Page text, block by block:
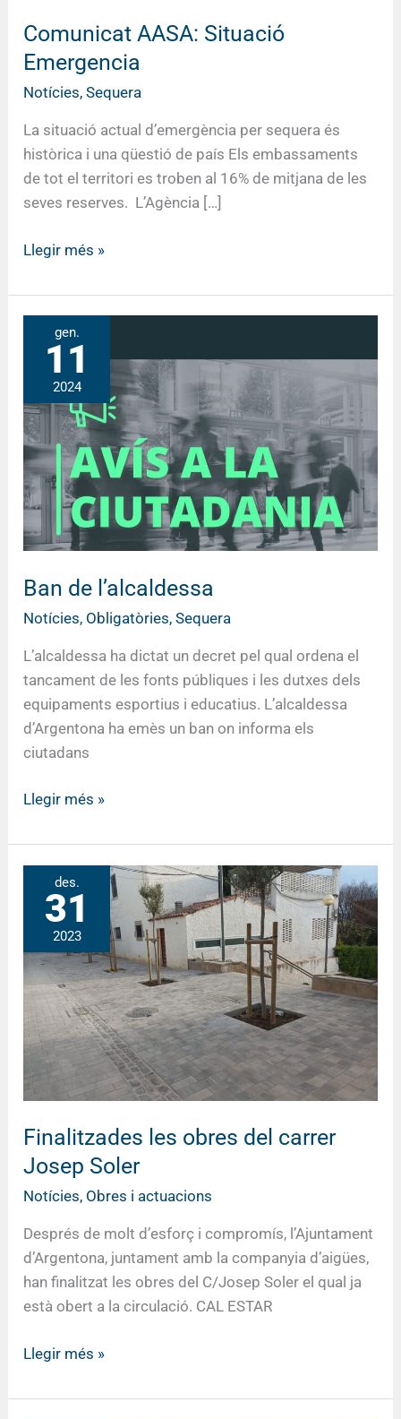
Comunicat AASA: Situació
Emergencia
Notícies,Sequera
La situació actual d’emergència per sequera és
històrica i una qüestió de país Els embassaments
de tot el territori es troben al 16% de mitjana de les
seves reserves. L’Agència […]
Llegir més »
gen.
11
2024
Ban de l’alcaldessa
Notícies, Obligatòries,Sequera
L’alcaldessa ha dictat un decret pel qual ordena el
tancament de les fonts públiques i les dutxes dels
equipaments esportius i educatius. L’alcaldessa
d’Argentona ha emès un ban on informa els
ciutadans
l’alcaldessa
Llegir més »
des.
31
2023
Finalitzades les obres del carrer
Josep Soler
Notícies, Obres i actuacions
Després de molt d’esforç i compromís, l’Ajuntament
d’Argentona, juntament amb la companyia d’aigües,
han finalitzat les obres del C/Josep Soler el qual ja
està obert a la circulació. CAL ESTAR
Finalitzades
obres
del
carrer
Josep
Soler
Llegir més »